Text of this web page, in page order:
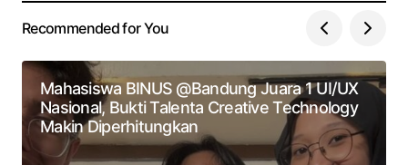
Recommended for You
Mahasiswa BINUS @Bandung Juara 1 UI/UX
Nasional, Bukti Talenta Creative Technology
Makin Diperhitungkan